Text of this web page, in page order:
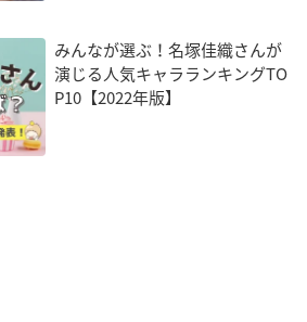
みんなが選ぶ！名塚佳織さんが
演じる人気キャラランキングTO
P10【2022年版】